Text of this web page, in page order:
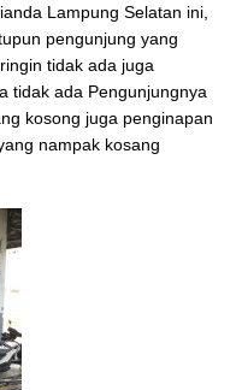
Lampung Selatan ini,
pengunjung yang
tidak ada juga
tidak ada Pengunjungnya
kosong juga penginapan
nampak kosang